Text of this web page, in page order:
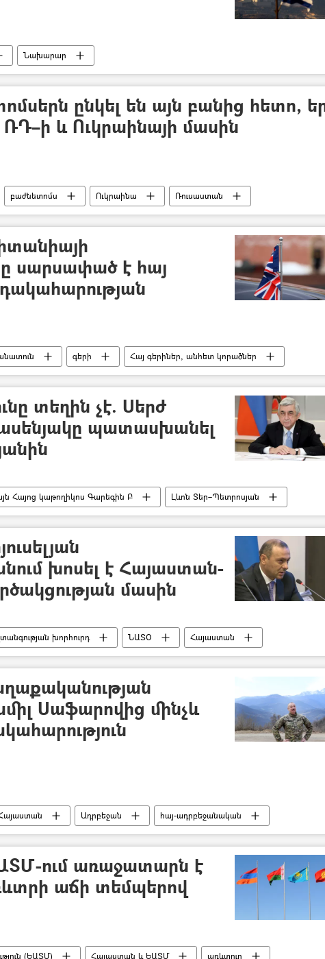
Նախարար
ընկել են այն բանից հետո,
և Ուկրաինայի մասին
բաժնետոմս Ուկրաինա
Ռուսաստան
սարսափած է հայ
գերի
Հայ գերիներ, անհետ կորածներ
տեղին չէ. Սերժ
պատասխանել
Հայոց կաթողիկոս Գարեգին Բ
Լևոն Տեր–Պետրոսյան
խոսել է Հայաստան-
մասին
խորհուրդ ՆԱՏՕ Հայաստան
Սաֆարովից մինչև
Ադրբեջան
հայ-ադրբեջանական
գնդակահարություն
ում առաջատարն է
աճի տեմպերով
(ԵԱՏՄ) Հայաստան և ԵԱՏՄ առևտուր